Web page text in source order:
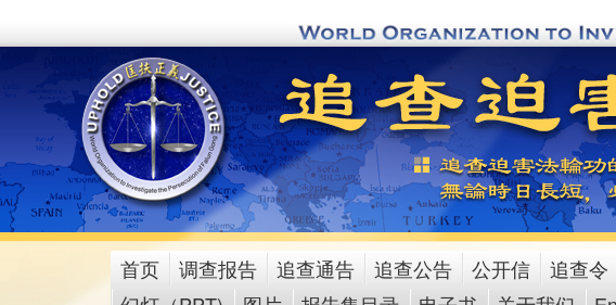
to
content
main
首页 调查报告 追查通告 追查公告 公开信 追查令